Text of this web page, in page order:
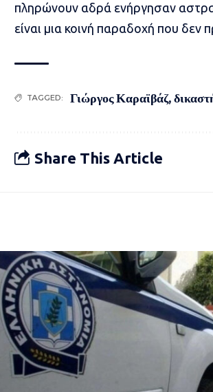
πληρώνουν αδρά ενήργησαν
είναι μια κοινή παραδοχή που δεν
TAGGED: Γιώργος Καραϊβάζ,
Share This Article